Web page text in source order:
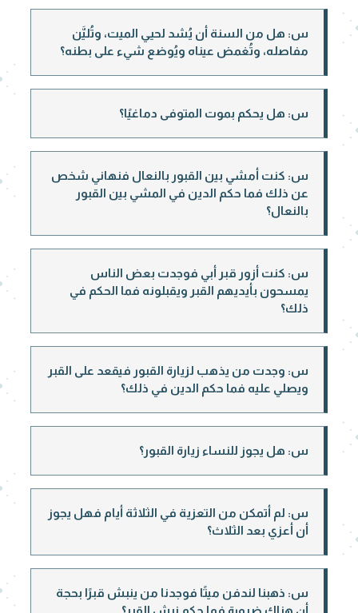
س: هل من السنة أن يُشد لحيي الميت، وتُليَّن
مفاصله، وتُغمض عيناه ويُوضع شيء على بطنه؟
س: هل يحكم بموت المتوفى دماغيًا؟
س: كنت أمشي بين القبور بالنعال فنهاني شخص
عن ذلك فما حكم الدين في المشي بين القبور
بالنعال؟
س: كنت أزور قبر أبي فوجدت بعض الناس
يمسحون بأيديهم القبر ويقبلونه فما الحكم في
ذلك؟
س: وجدت من يذهب لزيارة القبور فيقعد على القبر
ويصلي عليه فما حكم الدين في ذلك؟
س: هل يجوز للنساء زيارة القبور؟
س: لم أتمكن من التعزية في الثلاثة أيام فهل يجوز
أن أعزي بعد الثلاث؟
س: ذهبنا لندفن ميتًا فوجدنا من ينبش قبرًا بحجة
أن هناك ضرورة فما حكم نبش القبر؟